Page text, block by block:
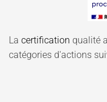
La certification qualité
catégories d'actions